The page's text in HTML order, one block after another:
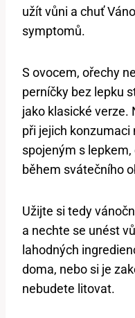
užít vůni a chuť
symptomů.
S ovocem, ořechy
perníčky bez lepku
jako klasické verze.
při jejich
spojeným s
během svátečního
Užijte si tedy
a nechte se unést
lahodných
doma, nebo si je
nebudete litovat.